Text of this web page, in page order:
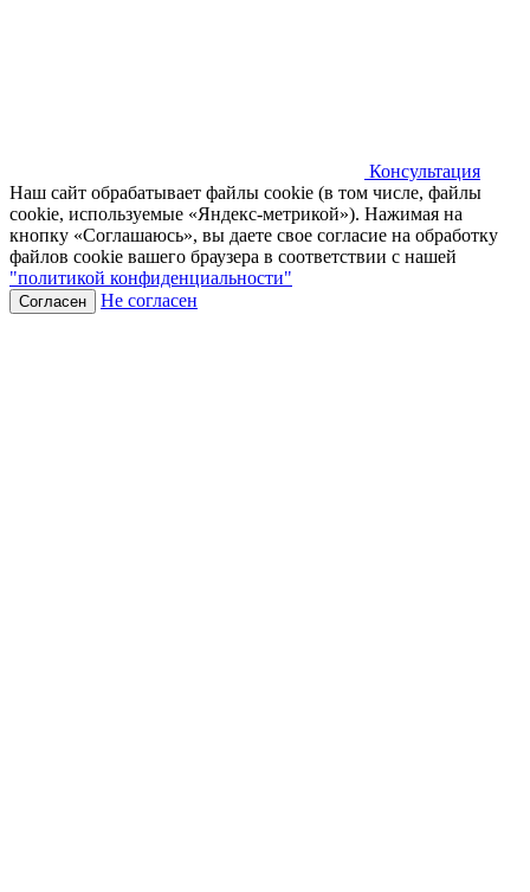
Консультация
Наш сайт обрабатывает файлы cookie (в том числе, файлы
cookie, используемые «Яндекс-метрикой»). Нажимая на
кнопку «Соглашаюсь», вы даете свое согласие на обработку
файлов cookie вашего браузера в соответствии с нашей
"политикой конфиденциальности"
Согласен Не согласен